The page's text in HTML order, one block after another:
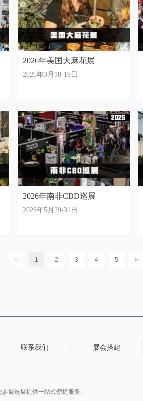
2026年美国大麻花展
2026年3月18-19日
2026年南非CBD巡展
2026年5月29-31日
< 1 2 3 4 5 >
联系我们 展会搭建
展选展提供一站式便捷服务。